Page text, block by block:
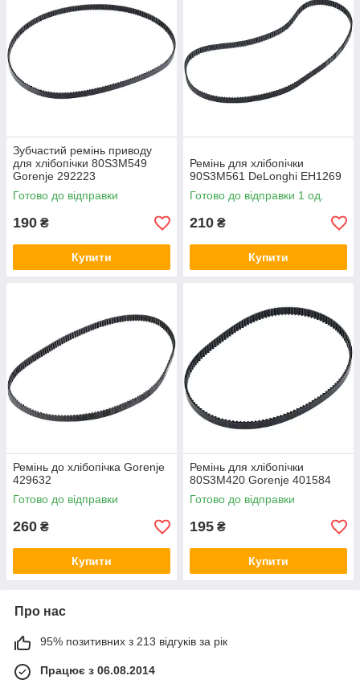
Зубчастий ремінь приводу
для хлібопічки 80S3M549
Gorenje 292223
Готово до відправки
190 ₴
Купити
Ремінь для хлібопічки
90S3M561 DeLonghi EH1269
Готово до відправки 1 од.
210 ₴
Купити
Ремінь до хлібопічка Gorenje
429632
Готово до відправки
260 ₴
Купити
Ремінь для хлібопічки
80S3M420 Gorenje 401584
Готово до відправки
195 ₴
Купити
Про нас
95% позитивних з 213 відгуків за рік
Працює з 06.08.2014